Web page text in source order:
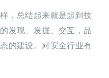
，总结起来就是起到技
发现、发掘、交互，品
的建设。对安全行业有